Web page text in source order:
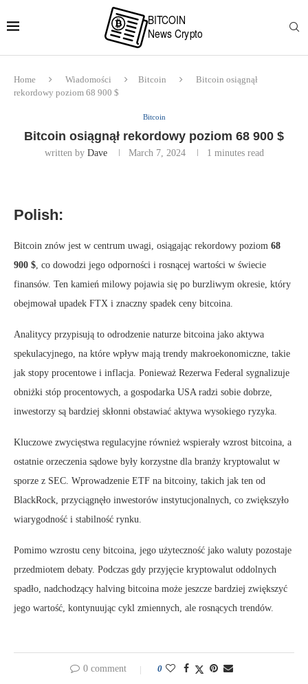
Home Wiadomości Bitcoin
Bitcoin osiągnął
rekordowy poziom 68 900 $
Bitcoin
Bitcoin osiągnął rekordowy poziom 68 900 $
written by Dave March 7, 2024 1 minutes read
Polish:
Bitcoin znów jest w centrum uwagi, osiągając rekordowy poziom 68
900 $, co dowodzi jego odporności i rosnącej wartości w świecie
finansów. Ten kamień milowy pojawia się po burzliwym okresie, który
obejmował upadek FTX i znaczny spadek ceny bitcoina.
Analitycy przypisują to odrodzenie naturze bitcoina jako aktywa
spekulacyjnego, na które wpływ mają trendy makroekonomiczne, takie
jak stopy procentowe i inflacja. Ponieważ Rezerwa Federal sygnalizuje
obniżki stóp procentowych, a gospodarka USA radzi sobie dobrze,
inwestorzy są bardziej skłonni obstawiać aktywa wysokiego ryzyka.
Kluczowe zwycięstwa regulacyjne również wspierały wzrost bitcoina, a
ostatnie orzeczenia sądowe były korzystne dla branży kryptowalut w
sporze z SEC. Wprowadzenie ETF na bitcoiny, takich jak ten od
BlackRock, przyciągnęło inwestorów instytucjonalnych, co zwiększyło
wiarygodność i stabilność rynku.
Pomimo wzrostu ceny bitcoina, jego użyteczność jako waluty pozostaje
przedmiotem debaty. Podczas gdy przyjęcie kryptowalut oddolnych
spadło, nadchodzący halving bitcoina może jeszcze bardziej zwiększyć
jego wartość, kontynuując cykl zmiennych, ale rosnących trendów.
0 comment 0